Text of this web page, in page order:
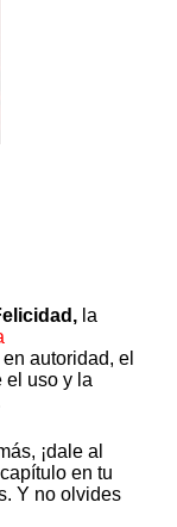
la
autoridad, el
el uso y la
¡dale al
en tu
Y no olvides